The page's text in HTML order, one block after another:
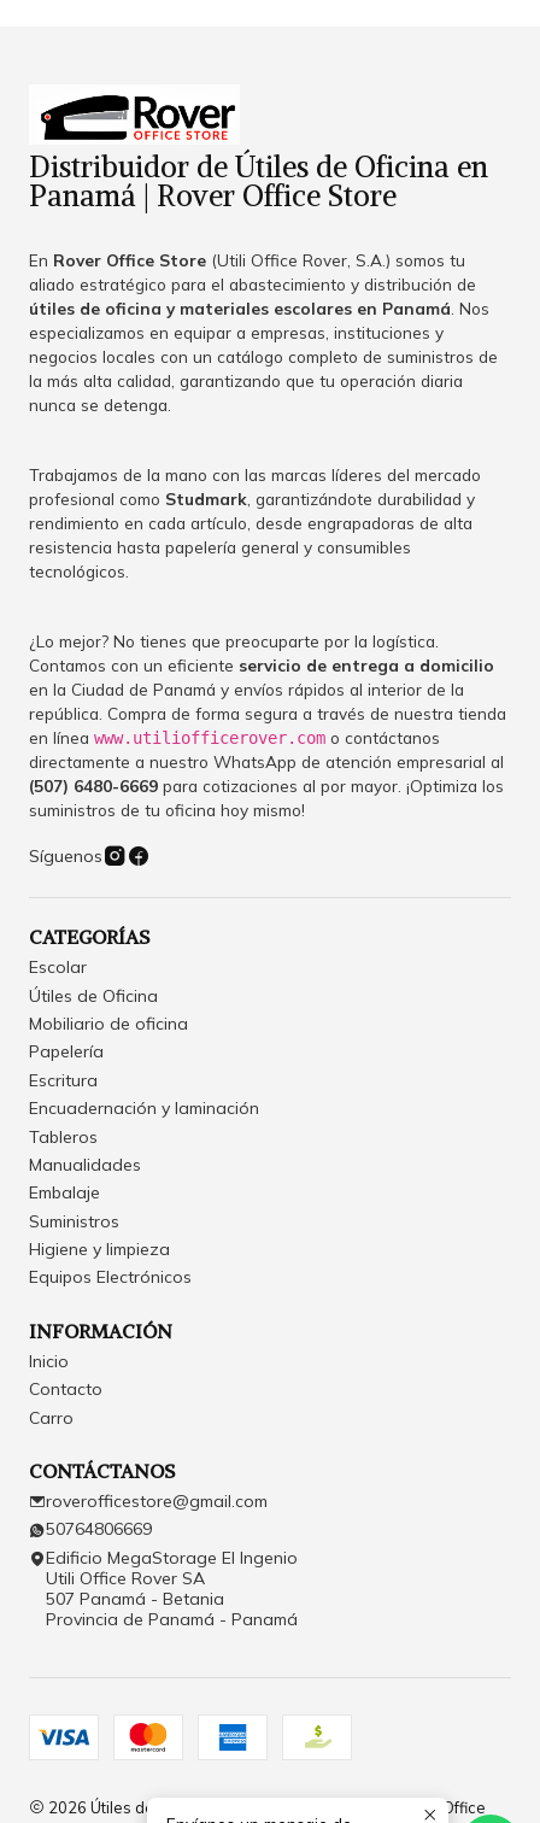
Distribuidor de Útiles de Oficina en
Panamá | Rover Office Store
En Rover Office Store (Utili Office Rover, S.A.) somos tu
aliado estratégico para el abastecimiento y distribución de
útiles de oficina y materiales escolares en Panamá . Nos
especializamos en equipar a empresas, instituciones y
negocios locales con un catálogo completo de suministros de
la más alta calidad, garantizando que tu operación diaria
nunca se detenga.
Trabajamos de la mano con las marcas líderes del mercado
profesional como Studmark , garantizándote durabilidad y
rendimiento en cada artículo, desde engrapadoras de alta
resistencia hasta papelería general y consumibles
tecnológicos.
¿Lo mejor? No tienes que preocuparte por la logística.
Contamos con un eficiente servicio de entrega a domicilio
en la Ciudad de Panamá y envíos rápidos al interior de la
república. Compra de forma segura a través de nuestra tienda
en línea www.utiliofficerover.com o contáctanos
directamente a nuestro WhatsApp de atención empresarial al
(507) 6480-6669 para cotizaciones al por mayor. ¡Optimiza los
suministros de tu oficina hoy mismo!
Síguenos
CATEGORÍAS
Escolar
Útiles de Oficina
Mobiliario de oficina
Papelería
Escritura
Encuadernación y laminación
Tableros
Manualidades
Embalaje
Suministros
Higiene y limpieza
Equipos Electrónicos
INFORMACIÓN
Inicio
Contacto
Carro
CONTÁCTANOS
roverofficestore@gmail.com
50764806669
Edificio MegaStorage El Ingenio
Utili Office Rover SA
507 Panamá - Betania
Provincia de Panamá - Panamá
2026 Útiles de Oficina y Papelería en Panamá | Rover Office